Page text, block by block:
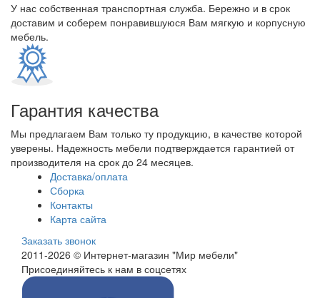
У нас собственная транспортная служба. Бережно и в срок
доставим и соберем понравившуюся Вам мягкую и корпусную
мебель.
Гарантия качества
Мы предлагаем Вам только ту продукцию, в качестве которой
уверены. Надежность мебели подтверждается гарантией от
производителя на срок до 24 месяцев.
Доставка/оплата
Сборка
Контакты
Карта сайта
Заказать звонок
2011-2026 © Интернет-магазин "Мир мебели"
Присоединяйтесь к нам в соцсетях